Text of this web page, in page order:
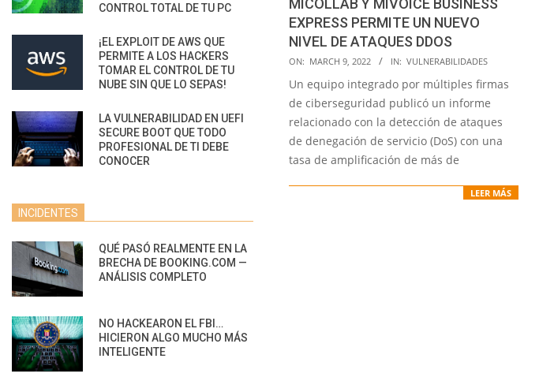
MICOLLAB Y MIVOICE BUSINESS
EXPRESS PERMITE UN NUEVO
NIVEL DE ATAQUES DDOS
2022-
03-
09
ON: MARCH 9, 2022 IN: VULNERABILIDADES
Un equipo integrado por múltiples firmas
de ciberseguridad publicó un informe
relacionado con la detección de ataques
de denegación de servicio (DoS) con una
tasa de amplificación de más de
LEER MÁS
CONTROL TOTAL DE TU PC
¡EL EXPLOIT DE AWS QUE
PERMITE A LOS HACKERS
TOMAR EL CONTROL DE TU
NUBE SIN QUE LO SEPAS!
LA VULNERABILIDAD EN UEFI
SECURE BOOT QUE TODO
PROFESIONAL DE TI DEBE
CONOCER
INCIDENTES
QUÉ PASÓ REALMENTE EN LA
BRECHA DE BOOKING.COM —
ANÁLISIS COMPLETO
NO HACKEARON EL FBI…
HICIERON ALGO MUCHO MÁS
INTELIGENTE